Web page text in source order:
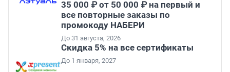
35 000 ₽ от 50 000 ₽ на первый и
все повторные заказы по
промокоду НАБЕРИ
До 31 августа, 2026
Скидка 5% на все сертификаты
До 1 января, 2027